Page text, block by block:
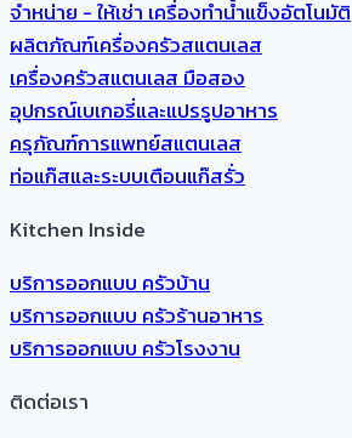
จำหน่าย - ให้เช่า เครื่องทำน้ำแข็งอัตโนมัติ
ผลิตภัณฑ์เครื่องครัวสแตนเลส
เครื่องครัวสแตนเลส มือสอง
อุปกรณ์เบเกอรี่และแปรรูปอาหาร
ครุภัณฑ์การแพทย์สแตนเลส
ท่อแก๊สและระบบเตือนแก๊สรั่ว
Kitchen Inside
บริการออกแบบ ครัวบ้าน
บริการออกแบบ ครัวร้านอาหาร
บริการออกแบบ ครัวโรงงาน
ติดต่อเรา